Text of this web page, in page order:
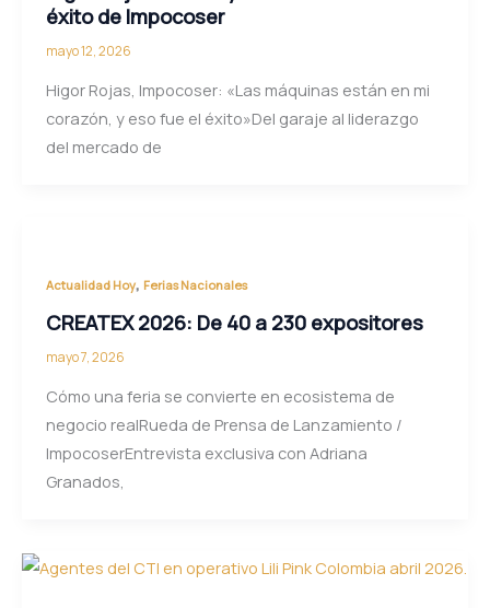
éxito de Impocoser
mayo 12, 2026
Higor Rojas, Impocoser: «Las máquinas están en mi
corazón, y eso fue el éxito»Del garaje al liderazgo
del mercado de
Actualidad Hoy, Ferias Nacionales
CREATEX 2026: De 40 a 230 expositores
mayo 7, 2026
Cómo una feria se convierte en ecosistema de
negocio realRueda de Prensa de Lanzamiento /
ImpocoserEntrevista exclusiva con Adriana
Granados,